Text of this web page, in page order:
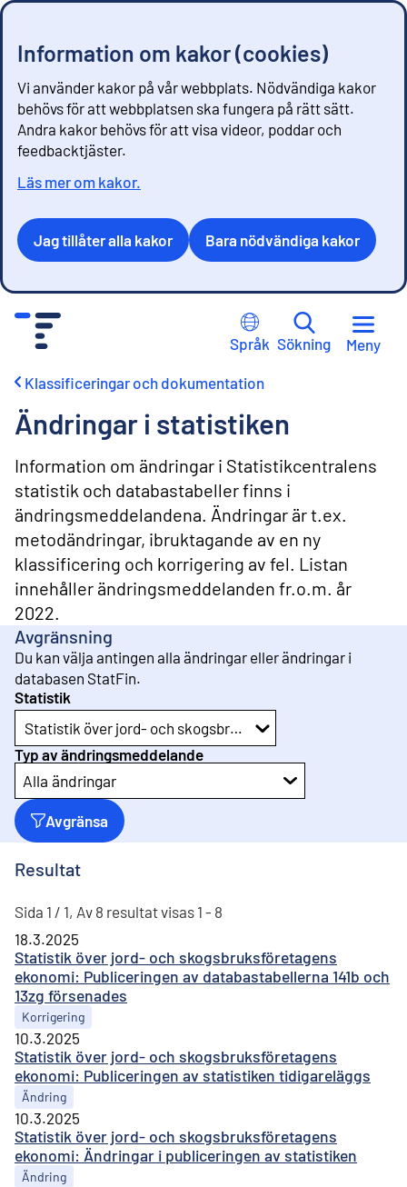
Information om kakor (cookies)
Vi använder kakor på vår webbplats. Nödvändiga kakor
behövs för att webbplatsen ska fungera på rätt sätt.
Andra kakor behövs för att visa videor, poddar och
feedbacktjäster.
Läs mer om kakor.
Jag tillåter alla kakor Bara nödvändiga kakor
Språk Sökning Meny
Klassificeringar och dokumentation
Ändringar i statistiken
Information om ändringar i Statistikcentralens
statistik och databastabeller finns i
ändringsmeddelandena. Ändringar är t.ex.
metodändringar, ibruktagande av en ny
klassificering och korrigering av fel. Listan
innehåller ändringsmeddelanden fr.o.m. år
2022.
Avgränsning
Du kan välja antingen alla ändringar eller ändringar i
databasen StatFin.
Statistik
Statistik över jord- och skogsbruksföretagens ekonomi
Typ av ändringsmeddelande
Alla ändringar
Avgränsa
Resultat
Sida 1 / 1, Av 8 resultat visas 1 - 8
Statistik över jord- och skogsbruksföretagens
ekonomi: Publiceringen av databastabellerna 141b och
13zg försenades
18.3.2025
Korrigering
Statistik över jord- och skogsbruksföretagens
ekonomi: Publiceringen av statistiken tidigareläggs
10.3.2025
Ändring
Statistik över jord- och skogsbruksföretagens
ekonomi: Ändringar i publiceringen av statistiken
10.3.2025
Ändring